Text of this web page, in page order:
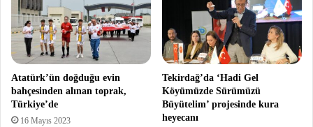
Atatürk’ün doğduğu evin
bahçesinden alınan toprak,
Türkiye’de
16 Mayıs 2023
Tekirdağ’da ‘Hadi Gel
Köyümüzde Sürümüzü
Büyütelim’ projesinde kura
heyecanı